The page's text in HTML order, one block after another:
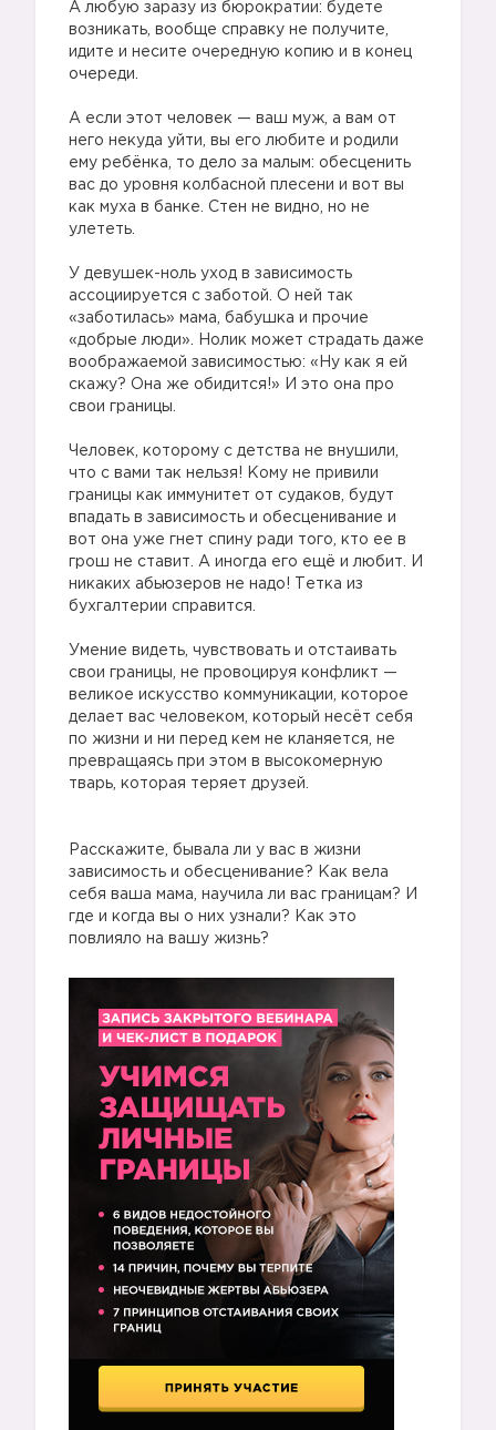
А любую заразу из бюрократии: будете
возникать, вообще справку не получите,
идите и несите очередную копию и в конец
очереди.
А если этот человек — ваш муж, а вам от
него некуда уйти, вы его любите и родили
ему ребёнка, то дело за малым: обесценить
вас до уровня колбасной плесени и вот вы
как муха в банке. Стен не видно, но не
улететь.
У девушек-ноль уход в зависимость
ассоциируется с заботой. О ней так
«заботилась» мама, бабушка и прочие
«добрые люди». Нолик может страдать даже
воображаемой зависимостью: «Ну как я ей
скажу? Она же обидится!» И это она про
свои границы.
Человек, которому с детства не внушили,
что с вами так нельзя! Кому не привили
границы как иммунитет от судаков, будут
впадать в зависимость и обесценивание и
вот она уже гнет спину ради того, кто ее в
грош не ставит. А иногда его ещё и любит. И
никаких абьюзеров не надо! Тетка из
бухгалтерии справится.
Умение видеть, чувствовать и отстаивать
свои границы, не провоцируя конфликт —
великое искусство коммуникации, которое
делает вас человеком, который несёт себя
по жизни и ни перед кем не кланяется, не
превращаясь при этом в высокомерную
тварь, которая теряет друзей.
Расскажите, бывала ли у вас в жизни
зависимость и обесценивание? Как вела
себя ваша мама, научила ли вас границам? И
где и когда вы о них узнали? Как это
повлияло на вашу жизнь?